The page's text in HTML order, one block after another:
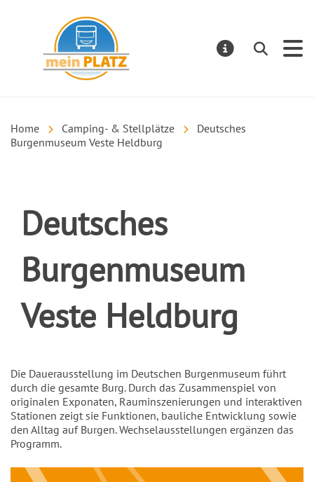
Suchen
Home Camping- & Stellplätze
Deutsches
Burgenmuseum Veste Heldburg
Deutsches
Burgenmuseum
Veste Heldburg
Einleitung
Die Dauerausstellung im Deutschen Burgenmuseum führt
durch die gesamte Burg. Durch das Zusammenspiel von
originalen Exponaten, Rauminszenierungen und interaktiven
Stationen zeigt sie Funktionen, bauliche Entwicklung sowie
den Alltag auf Burgen. Wechselausstellungen ergänzen das
Programm.
Inhalt